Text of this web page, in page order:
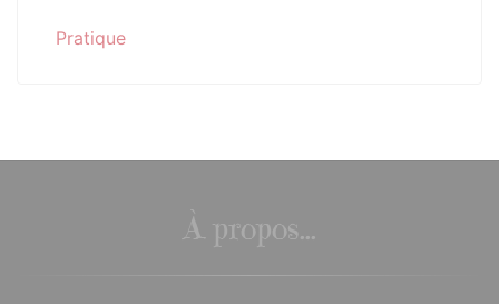
Pratique
À propos...